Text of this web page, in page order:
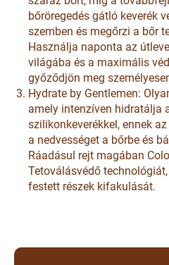
bőröregedés gátló keverék
szemben és megőrzi a bőr
Használja naponta az
világába és a maximális
győződjön meg
Hydrate by Gentlemen:
amely intenzíven hidratálja
szilikonkeverékkel, ennek
a nedvességet a bőrbe és
Ráadásul rejt magában
Tetoválásvédő
festett részek kifakulását.